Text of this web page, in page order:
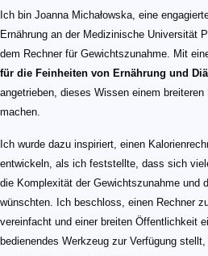
Ich bin Joanna Michałowska, eine
Ernährung an der Medizinische Universität
dem Rechner für Gewichtszunahme. Mit
für die Feinheiten von Ernährung und
angetrieben, dieses Wissen einem
machen.
Ich wurde dazu inspiriert, einen
entwickeln, als ich feststellte, dass sich
die Komplexität der Gewichtszunahme und
wünschten. Ich beschloss, einen Rechner
vereinfacht und einer breiten Öffentlichkeit
bedienendes Werkzeug zur Verfügung